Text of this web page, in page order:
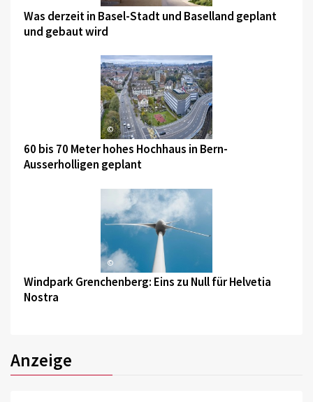
Was derzeit in Basel-Stadt und Baselland geplant
und gebaut wird
©
60 bis 70 Meter hohes Hochhaus in Bern-
Ausserholligen geplant
©
Windpark Grenchenberg: Eins zu Null für Helvetia
Nostra
Anzeige